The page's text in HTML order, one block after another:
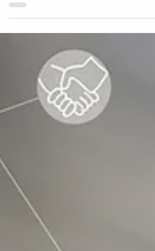
Análises Clínicas em 2019
quais são e fique mais preparado para
surpreender seus pac